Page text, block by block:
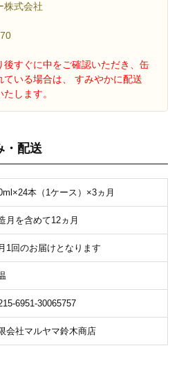
株式会社
後すぐに中をご確認いただき、缶
いる場合は、 すみやかに配送
します。
・配送
本（1ケース）×3ヵ月
月を含めて12ヵ月
1回のお届けとなります
6951-30065757
会社マルヤマ鈴木商店